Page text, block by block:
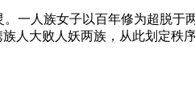
一人族女子以百年修为超脱
人大败人妖两族，从此划定秩